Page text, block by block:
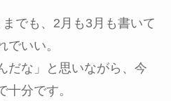
でも、2月も3月も書いて
でいい。
だな」と思いながら、今
十分です。